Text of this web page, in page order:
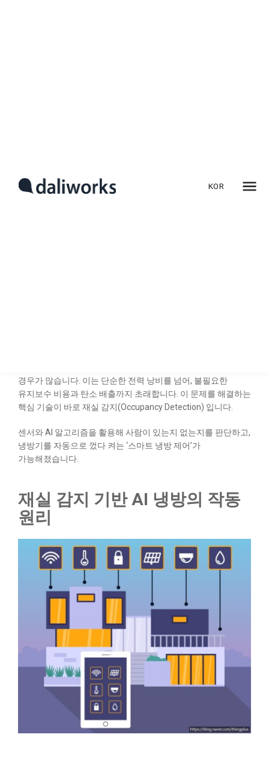
2편:
저비용 스마트 냉방 전략: IR 방식으로 매장 전기요금
경우가 많습니다. 이는 단순한 전력 낭비를 넘어, 불필요한
유지보수 비용과 탄소 배출까지 초래합니다. 이 문제를 해결하는
핵심 기술이 바로 재실 감지(Occupancy Detection) 입니다.
센서와 AI 알고리즘을 활용해 사람이 있는지 없는지를 판단하고,
냉방기를 자동으로 껐다 켜는 ‘스마트 냉방 제어’가
가능해졌습니다.
재실 감지 기반 AI 냉방의 작동
원리
KOR